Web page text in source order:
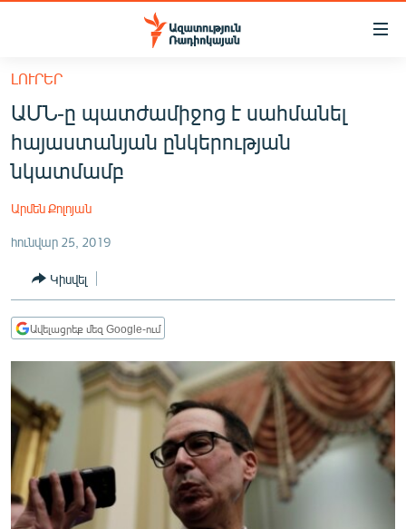
Մատչելիության
հիմնական
բովանդակությանը
Անցնել
հիմնական
մենյուին
ՀԱՅԱՍՏԱՆ
ՔԱՂԱՔԱԿԱՆ
ՏՆՏԵՍՈՒԹՅՈՒՆ
ՂԱՐԱԲԱՂ
ՏԱՐԱԾԱՇՐՋԱՆ
ՄԻՋԱԶԳԱՅԻՆ
ՄՇԱԿՈՒՅԹ
ՍՊՈՐՏ
ՄԵԿՆԱԲԱՆՈՒԹՅՈՒՆ
ԼՈՒՐԵՐ
ԱՄՆ-ը պատժամիջոց է սահմանել
հայաստանյան ընկերության
նկատմամբ
Արմեն Քոլոյան
հունվար 25, 2019
Կիսվել
Ավելացրեք մեզ Google-ում